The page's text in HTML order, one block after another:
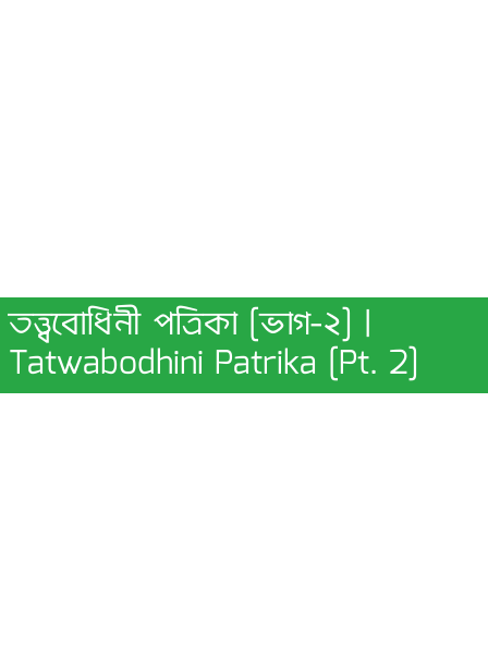
তত্ত্ববোধিনী পত্রিকা [ভাগ-২] |
Tatwabodhini Patrika [Pt. 2]